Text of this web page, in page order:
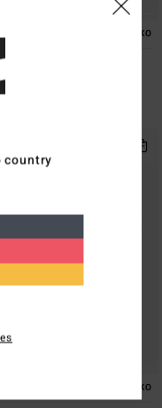
ÖKO
8-16 Grau Kurzarm-
ÖKO
country